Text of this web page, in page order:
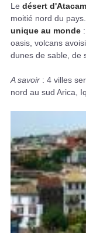
Le désert
moitié nord du
unique au monde
oasis, volcans
dunes de sable, de
A savoir : 4 villes
nord au sud Arica,